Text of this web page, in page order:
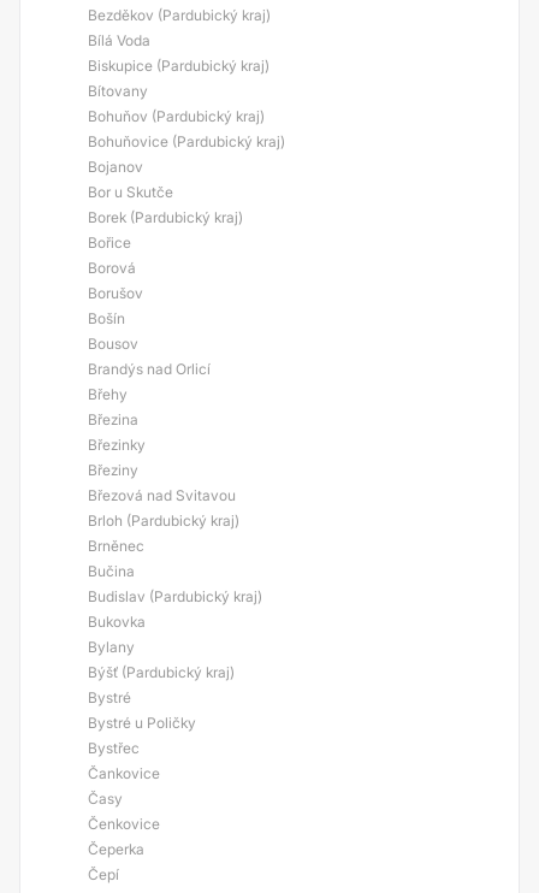
Bezděkov (Pardubický kraj)
Bílá Voda
Biskupice (Pardubický kraj)
Bítovany
Bohuňov (Pardubický kraj)
Bohuňovice (Pardubický kraj)
Bojanov
Bor u Skutče
Borek (Pardubický kraj)
Bořice
Borová
Borušov
Bošín
Bousov
Brandýs nad Orlicí
Břehy
Březina
Březinky
Březiny
Březová nad Svitavou
Brloh (Pardubický kraj)
Brněnec
Bučina
Budislav (Pardubický kraj)
Bukovka
Bylany
Býšť (Pardubický kraj)
Bystré
Bystré u Poličky
Bystřec
Čankovice
Časy
Čenkovice
Čeperka
Čepí